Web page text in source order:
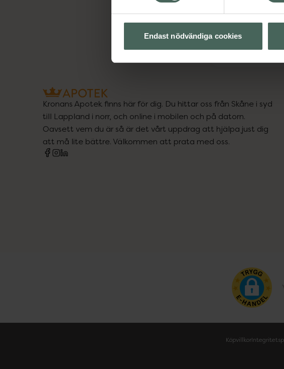
Endast nödvändiga cookies
Pris
Mer
Kronans Apotek finns här för dig. Du hittar oss från Skåne i syd
till Lappland i norr, och online i mobilen och på datorn.
Oavsett vem du är så är det vårt uppdrag att hjälpa just dig
att må lite bättre. Välkommen att prata med oss.
Köpvillkor